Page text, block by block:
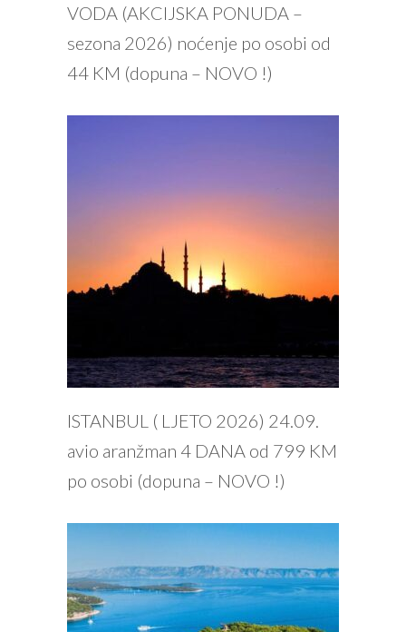
VODA (AKCIJSKA PONUDA –
sezona 2026) noćenje po osobi od
44 KM (dopuna – NOVO !)
ISTANBUL ( LJETO 2026) 24.09.
avio aranžman 4 DANA od 799 KM
po osobi (dopuna – NOVO !)